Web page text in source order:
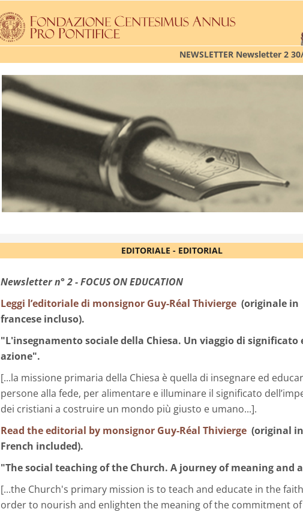
NEWSLETTER Newsletter 2
EDITORIALE - EDITORIAL
Newsletter n° 2 - FOCUS ON EDUCATION
Leggi l’editoriale di monsignor Guy-Réal Thivierge (originale in
francese incluso).
"L'insegnamento sociale della Chiesa. Un viaggio di significato
azione".
[...la missione primaria della Chiesa è quella di insegnare ed
persone alla fede, per alimentare e illuminare il significato
dei cristiani a costruire un mondo più giusto e umano...].
Read the editorial by monsignor Guy-Réal Thivierge (original in
French included).
"The social teaching of the Church. A journey of meaning and
[...the Church's primary mission is to teach and educate in the
order to nourish and enlighten the meaning of the commitment of